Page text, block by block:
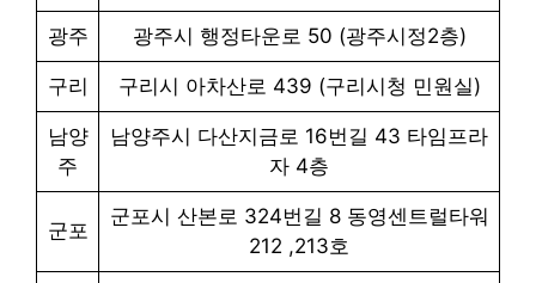
광주 광주시 행정타운로 50 (광주시정2층)
구리 구리시 아차산로 439 (구리시청 민원실)
남양
주
남양주시 다산지금로 16번길 43 타임프라
자 4층
군포
군포시 산본로 324번길 8 동영센트럴타워
212 ,213호